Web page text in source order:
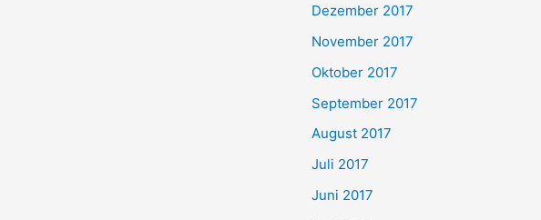
Dezember 2017
November 2017
Oktober 2017
September 2017
August 2017
Juli 2017
Juni 2017